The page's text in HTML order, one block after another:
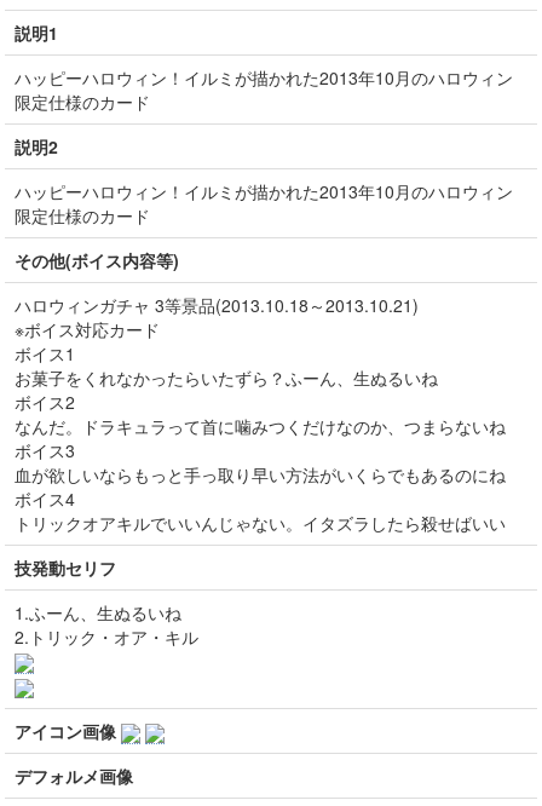
説明1
ハッピーハロウィン！イルミが描かれた2013年10月のハロウィン
限定仕様のカード
説明2
ハッピーハロウィン！イルミが描かれた2013年10月のハロウィン
限定仕様のカード
その他(ボイス内容等)
ハロウィンガチャ 3等景品(2013.10.18～2013.10.21)
※ボイス対応カード
ボイス1
お菓子をくれなかったらいたずら？ふーん、生ぬるいね
ボイス2
なんだ。ドラキュラって首に噛みつくだけなのか、つまらないね
ボイス3
血が欲しいならもっと手っ取り早い方法がいくらでもあるのにね
ボイス4
トリックオアキルでいいんじゃない。イタズラしたら殺せばいい
技発動セリフ
1.ふーん、生ぬるいね
2.トリック・オア・キル
アイコン画像
デフォルメ画像